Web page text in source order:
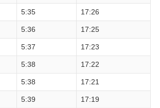
5:35 17:26
5:36 17:25
5:37 17:23
5:38 17:22
5:38 17:21
5:39 17:19